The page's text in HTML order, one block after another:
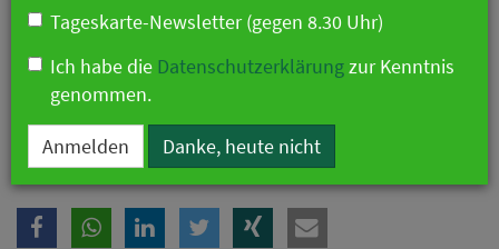
NH Hotel Group eröffnet erstes Haus in Hannover
Tageskarte-Newsletter (gegen 8.30 Uhr)
Ich habe die Datenschutzerklärungzur Kenntnis
genommen.
Anmelden Danke, heute nicht